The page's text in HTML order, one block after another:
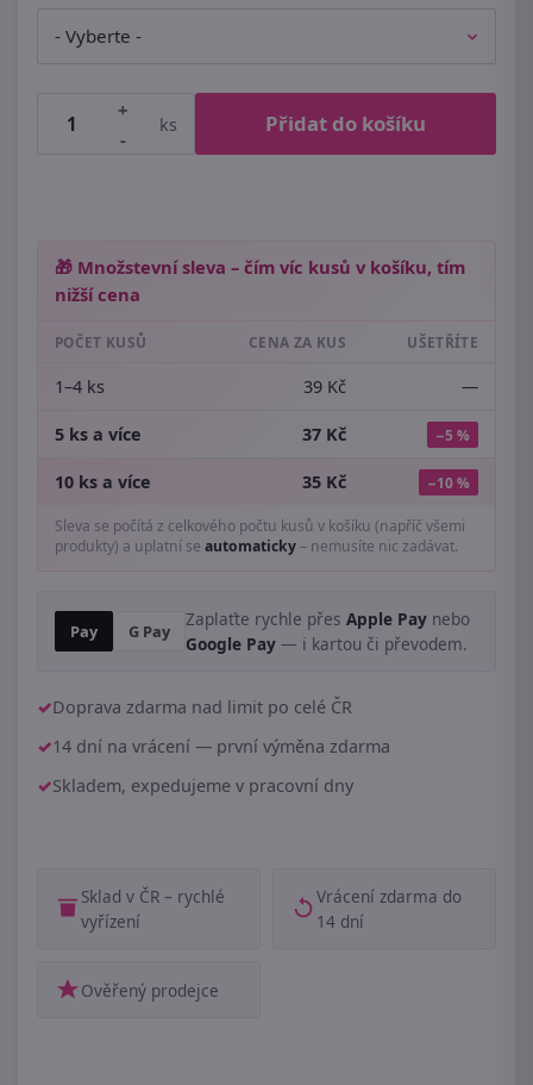
+
-
ks Přidat do košíku
🎁 Množstevní sleva – čím víc kusů v košíku, tím
nižší cena
POČET KUSŮ CENA ZA KUS UŠETŘÍTE
1–4 ks 39 Kč —
5 ks a více 37 Kč −5 %
10 ks a více 35 Kč −10 %
Sleva se počítá z celkového počtu kusů v košíku (napříč všemi
produkty) a uplatní se automaticky– nemusíte nic zadávat.
Pay G Pay
Zaplaťte rychle přes Apple Pay nebo
Google Pay — i kartou či převodem.
Doprava zdarma nad limit po celé ČR
14 dní na vrácení — první výměna zdarma
Skladem, expedujeme v pracovní dny
Sklad v ČR – rychlé
vyřízení
Vrácení zdarma do
14 dní
Ověřený prodejce